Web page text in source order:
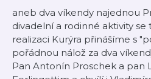
aneb dva víkendy najednou
divadelní a rodinné aktivity se
realizaci Kurýra přinášíme s
pořádnou nálož za dva
Pan Antonín Proschek a pan